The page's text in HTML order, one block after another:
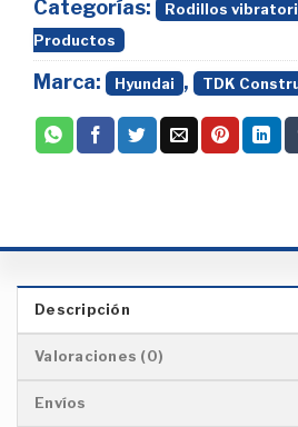
Categorías:
Rodillos
Productos
Marca: Hyundai , TDK
Descripción
Valoraciones (0)
Envíos